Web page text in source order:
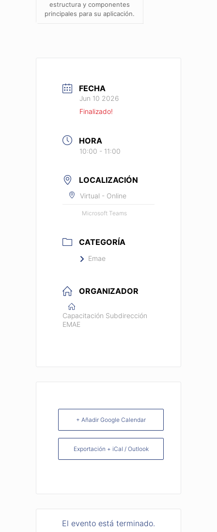
estructura y componentes
principales para su aplicación.
FECHA
Jun 10 2026
Finalizado!
HORA
10:00 - 11:00
LOCALIZACIÓN
Virtual - Online
Microsoft Teams
CATEGORÍA
Emae
ORGANIZADOR
Capacitación Subdirección
EMAE
+ Añadir Google Calendar
Exportación + iCal / Outlook
El evento está terminado.